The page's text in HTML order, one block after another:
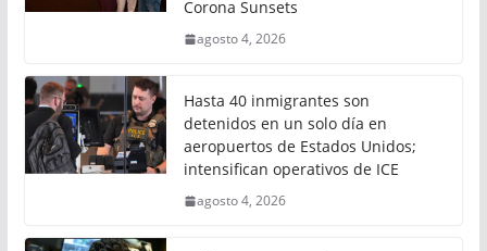
Corona Sunsets
agosto 4, 2026
Hasta 40 inmigrantes son
detenidos en un solo día en
aeropuertos de Estados Unidos;
intensifican operativos de ICE
agosto 4, 2026